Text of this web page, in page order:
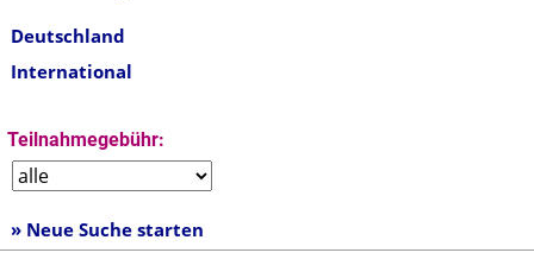
Deutschland
International
Teilnahmegebühr:
» Neue Suche starten